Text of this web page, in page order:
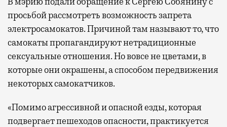
просьбой рассмотреть возможность запрета
электросамокатов. Причиной там называют то, что
самокаты пропагандируют нетрадиционные
сексуальные отношения. Но вовсе не цветами, в
которые они окрашены, а способом передвижения
некоторых самокатчиков.
«Помимо агрессивной и опасной езды, которая
подвергает пешеходов опасности, практикуется